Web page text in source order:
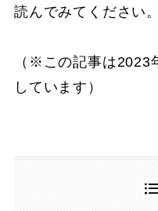
読んでみてください。
（※この記事は2023
しています）